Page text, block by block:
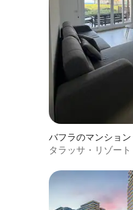
バフラのマンション
タラッサ・リゾー